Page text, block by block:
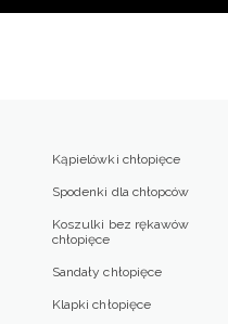
Kąpielówki chłopięce
Spodenki dla chłopców
Koszulki bez rękawów
chłopięce
Sandały chłopięce
Klapki chłopięce